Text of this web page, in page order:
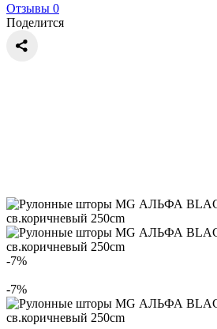
Отзывы 0
Поделится
-7%
-7%